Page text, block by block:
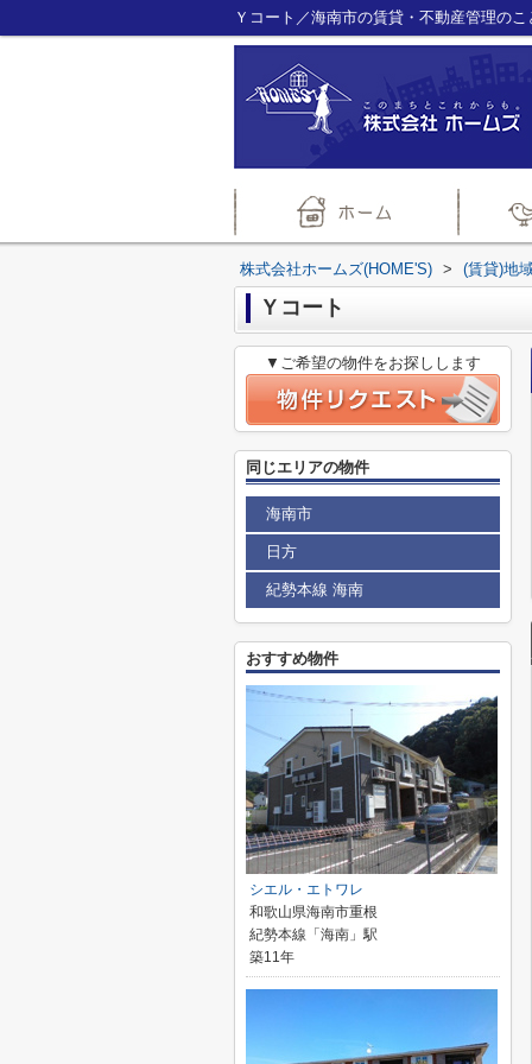
Ｙコート／海南市の賃貸・不動産管理の
株式会社ホームズ(HOME'S) > (賃貸)地
Ｙコート
▼ご希望の物件をお探しします
同じエリアの物件
海南市
日方
紀勢本線 海南
おすすめ物件
シエル・エトワレ
和歌山県海南市重根
紀勢本線「海南」駅
築11年